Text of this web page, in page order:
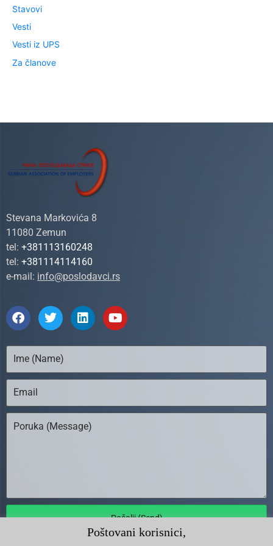
Stavovi
Vesti
Vesti iz UPS
Za članove
Stevana Markovića 8
11080 Zemun
tel: +381113160248
tel: +381114114160
e-mail: info@poslodavci.rs
Pošalji (Send)
Poštovani korisnici,